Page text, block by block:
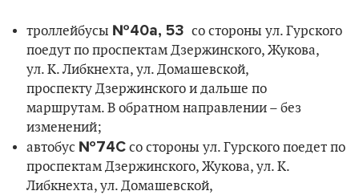
троллейбусы №40а, 53 со стороны ул. Гурского
поедут по проспектам Дзержинского, Жукова,
ул. К. Либкнехта, ул. Домашевской,
проспекту Дзержинского и дальше по
маршрутам. В обратном направлении – без
изменений;
автобус №74С со стороны ул. Гурского поедет по
проспектам Дзержинского, Жукова, ул. К.
Либкнехта, ул. Домашевской,